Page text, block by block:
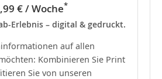
€ / Woche*
Erlebnis – digital & gedruckt.
auf allen
Kombinieren Sie Print
Sie von unseren